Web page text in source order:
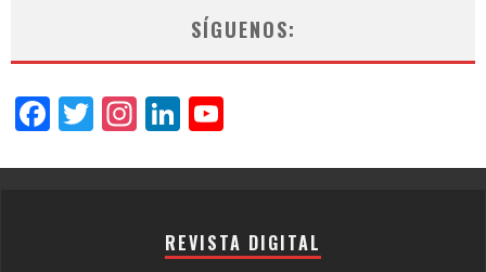
SÍGUENOS:
Facebook
Twitter
Instagram
LinkedIn
REVISTA DIGITAL